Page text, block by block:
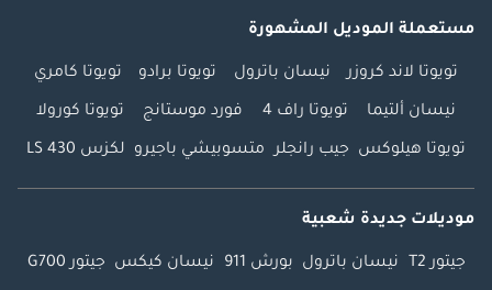
مستعملة الموديل المشهورة
تويوتا لاند كروزر نيسان باترول تويوتا برادو تويوتا كامري
نيسان ألتيما تويوتا راف 4 فورد موستانج تويوتا كورولا
تويوتا هيلوكس جيب رانجلر متسوبيشي باجيرو لكزس LS 430
موديلات جديدة شعبية
جيتور T2 نيسان باترول بورش 911 نيسان كيكس جيتور G700